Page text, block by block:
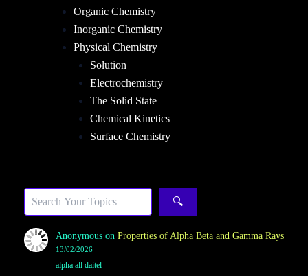
Organic Chemistry
Inorganic Chemistry
Physical Chemistry
Solution
Electrochemistry
The Solid State
Chemical Kinetics
Surface Chemistry
🔍
Anonymouson Properties of Alpha Beta and Gamma Rays
13/02/2026
alpha all daitel